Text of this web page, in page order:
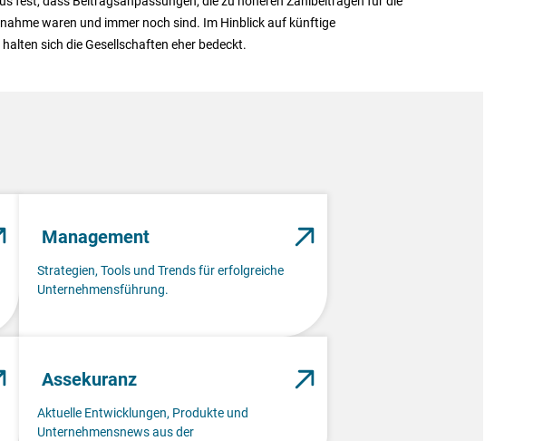
waren und immer noch sind. Im Hinblick auf künftige
sich die Gesellschaften eher bedeckt.
Management
Strategien, Tools und Trends für erfolgreiche
Unternehmensführung.
Assekuranz
Aktuelle Entwicklungen, Produkte und
Unternehmensnews aus der